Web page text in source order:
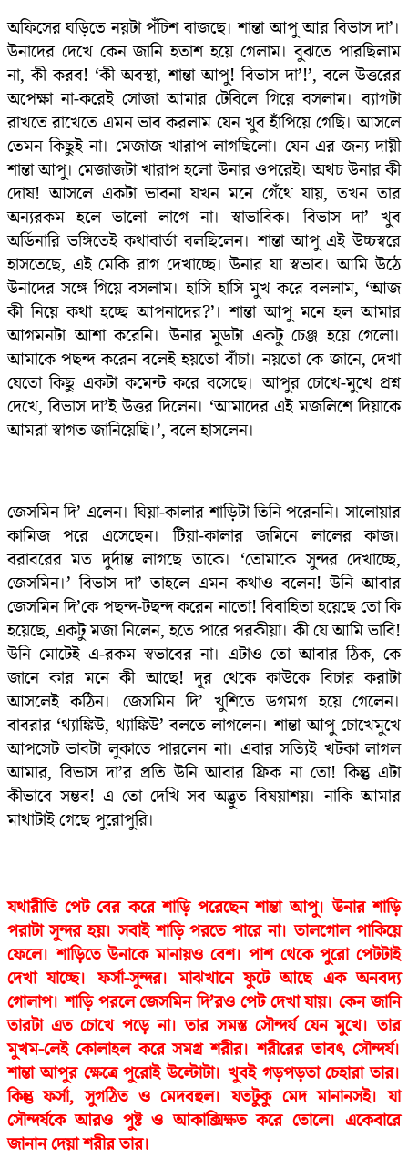
অফিসের ঘড়িতে নয়টা পঁচিশ বাজছে। শান্তা আপু আর বিভাস দা’।
উনাদের দেখে কেন জানি হতাশ হয়ে গেলাম। বুঝতে পারছিলাম
না, কী করব! ‘কী অবস্থা, শান্তা আপু! বিভাস দা’!’, বলে উত্তরের
অপেক্ষা না-করেই সোজা আমার টেবিলে গিয়ে বসলাম। ব্যাগটা
রাখতে রাখেতে এমন ভাব করলাম যেন খুব হাঁপিয়ে গেছি। আসলে
তেমন কিছুই না। মেজাজ খারাপ লাগছিলো। যেন এর জন্য দায়ী
শান্তা আপু। মেজাজটা খারাপ হলো উনার ওপরেই। অথচ উনার কী
দোষ! আসলে একটা ভাবনা যখন মনে গেঁথে যায়, তখন তার
অন্যরকম হলে ভালো লাগে না। স্বাভাবিক। বিভাস দা’ খুব
অর্ডিনারি ভঙ্গিতেই কথাবার্তা বলছিলেন। শান্তা আপু এই উচ্চস্বরে
হাসতেছে, এই মেকি রাগ দেখাচ্ছে। উনার যা স্বভাব। আমি উঠে
উনাদের সঙ্গে গিয়ে বসলাম। হাসি হাসি মুখ করে বললাম, ‘আজ
কী নিয়ে কথা হচ্ছে আপনাদের?’। শান্তা আপু মনে হল আমার
আগমনটা আশা করেনি। উনার মুডটা একটু চেঞ্জ হয়ে গেলো।
আমাকে পছন্দ করেন বলেই হয়তো বাঁচা। নয়তো কে জানে, দেখা
যেতো কিছু একটা কমেন্ট করে বসেছে। আপুর চোখে-মুখে প্রশ্ন
দেখে, বিভাস দা’ই উত্তর দিলেন। ‘আমাদের এই মজলিশে দিয়াকে
আমরা স্বাগত জানিয়েছি।’, বলে হাসলেন।
জেসমিন দি’ এলেন। ঘিয়া-কালার শাড়িটা তিনি পরেননি। সালোয়ার
কামিজ পরে এসেছেন। টিয়া-কালার জমিনে লালের কাজ।
বরাবরের মত দুর্দান্ত লাগছে তাকে। ‘তোমাকে সুন্দর দেখাচ্ছে,
জেসমিন।’ বিভাস দা’ তাহলে এমন কথাও বলেন! উনি আবার
জেসমিন দি’কে পছন্দ-টছন্দ করেন নাতো! বিবাহিতা হয়েছে তো কি
হয়েছে, একটু মজা নিলেন, হতে পারে পরকীয়া। কী যে আমি ভাবি!
উনি মোটেই এ-রকম স্বভাবের না। এটাও তো আবার ঠিক, কে
জানে কার মনে কী আছে! দূর থেকে কাউকে বিচার করাটা
আসলেই কঠিন। জেসমিন দি’ খুশিতে ডগমগ হয়ে গেলেন।
বাবরার ‘থ্যাঙ্কিউ, থ্যাঙ্কিউ’ বলতে লাগলেন। শান্তা আপু চোখেমুখে
আপসেট ভাবটা লুকাতে পারলেন না। এবার সত্যিই খটকা লাগল
আমার, বিভাস দা’র প্রতি উনি আবার ফ্রিক না তো! কিন্তু এটা
কীভাবে সম্ভব! এ তো দেখি সব অদ্ভুত বিষয়াশয়। নাকি আমার
মাথাটাই গেছে পুরোপুরি।
যথারীতি পেট বের করে শাড়ি পরেছেন শান্তা আপু। উনার শাড়ি
পরাটা সুন্দর হয়। সবাই শাড়ি পরতে পারে না। তালগোল পাকিয়ে
ফেলে। শাড়িতে উনাকে মানায়ও বেশ। পাশ থেকে পুরো পেটটাই
দেখা যাচ্ছে। ফর্সা-সুন্দর। মাঝখানে ফুটে আছে এক অনবদ্য
গোলাপ। শাড়ি পরলে জেসমিন দি’রও পেট দেখা যায়। কেন জানি
তারটা এত চোখে পড়ে না। তার সমস্ত সৌন্দর্য যেন মুখে। তার
মুখম-লেই কোলাহল করে সমগ্র শরীর। শরীরের তাবৎ সৌন্দর্য।
শান্তা আপুর ক্ষেত্রে পুরোই উল্টোটা। খুবই গড়পড়তা চেহারা তার।
কিন্তু ফর্সা, সুগঠিত ও মেদবহুল। যতটুকু মেদ মানানসই। যা
সৌন্দর্যকে আরও পুষ্ট ও আকাক্সিক্ষত করে তোলে। একেবারে
জানান দেয়া শরীর তার।